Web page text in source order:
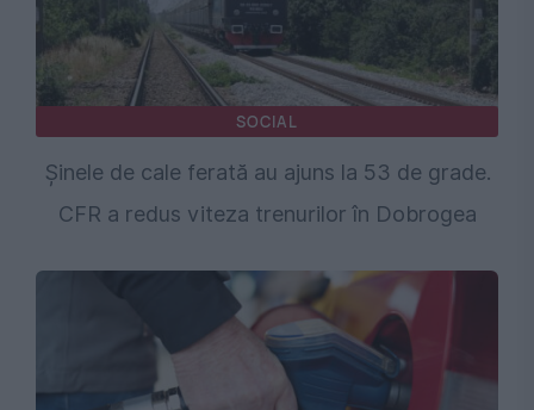
SOCIAL
Șinele de cale ferată au ajuns la 53 de grade.
CFR a redus viteza trenurilor în Dobrogea